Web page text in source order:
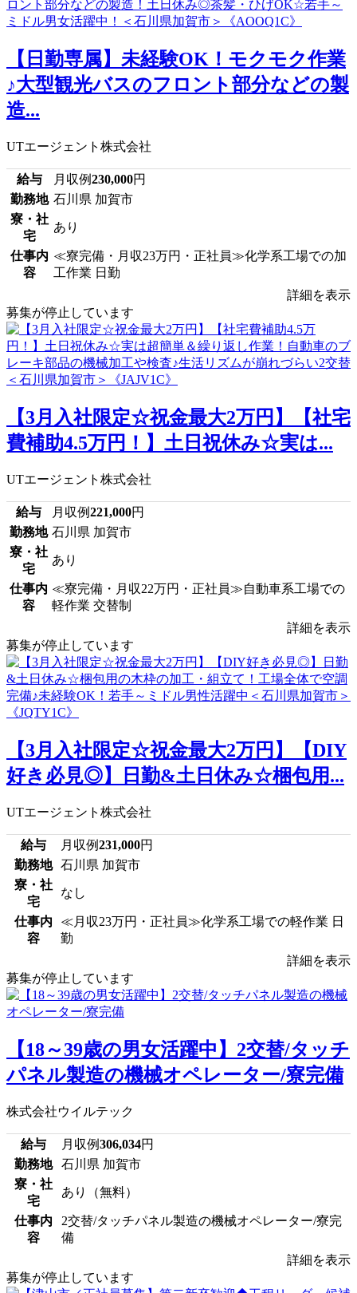
【日勤専属】未経験OK！モクモク作業
♪大型観光バスのフロント部分などの製
造...
UTエージェント株式会社
給与 月収例230,000円
勤務地 石川県 加賀市
寮・社
宅
あり
仕事内
容
≪寮完備・月収23万円・正社員≫化学系工場での加
工作業 日勤
詳細を表示
募集が停止しています
【3月入社限定☆祝金最大2万円】【社宅
費補助4.5万円！】土日祝休み☆実は...
UTエージェント株式会社
給与 月収例221,000円
勤務地 石川県 加賀市
寮・社
宅
あり
仕事内
容
≪寮完備・月収22万円・正社員≫自動車系工場での
軽作業 交替制
詳細を表示
募集が停止しています
【3月入社限定☆祝金最大2万円】【DIY
好き必見◎】日勤&土日休み☆梱包用...
UTエージェント株式会社
給与 月収例231,000円
勤務地
石川県 加賀市
寮・社
宅
なし
仕事内
容
≪月収23万円・正社員≫化学系工場での軽作業 日
勤
詳細を表示
募集が停止しています
【18～39歳の男女活躍中】2交替/タッチ
パネル製造の機械オペレーター/寮完備
株式会社ウイルテック
給与 月収例306,034円
勤務地
石川県 加賀市
寮・社
宅
あり（無料）
仕事内
容
2交替/タッチパネル製造の機械オペレーター/寮完
備
詳細を表示
募集が停止しています